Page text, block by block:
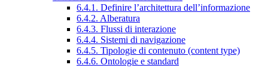
6.4.1. Definire l’architettura dell’informazione
6.4.2. Alberatura
6.4.3. Flussi di interazione
6.4.4. Sistemi di navigazione
6.4.5. Tipologie di contenuto (content type)
6.4.6. Ontologie e standard